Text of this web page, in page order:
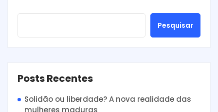
Pesquisar
Posts Recentes
Solidão ou liberdade? A nova realidade das
mulheres maduras